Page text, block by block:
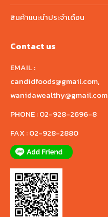
สินค้าแนะนำประจำเดือน
Contact us
EMAIL :
candidfoods@gmail.com,
wanidawealthy@gmail.com
PHONE :02-928-2696-8
FAX :02-928-2880